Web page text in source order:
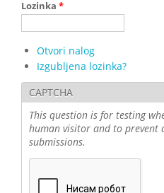
Lozinka *
Otvori nalog
Izgubljena lozinka?
CAPTCHA
This question is for testing
human visitor and to prevent
submissions.